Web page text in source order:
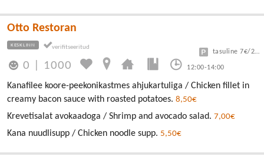
Otto Restoran
KESKLINN
0 1000 12:00-14:00
tasuline 7€/24h
Kanafilee koore-peekonikastmes ahjukartuliga / Chicken fillet in
creamy bacon sauce with roasted potatoes. 8,50€
Krevetisalat avokaadoga / Shrimp and avocado salad. 7,00€
Kana nuudlisupp / Chicken noodle supp. 5,50€